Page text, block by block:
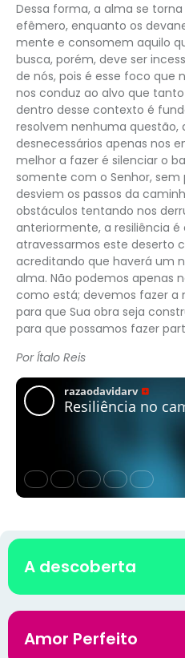
Dessa forma, a alma se
efêmero, enquanto os
mente e consomem aquilo
busca, porém, deve ser
de nós, pois é esse foco que
nos conduz ao alvo que
dentro desse contexto é
resolvem nenhuma questão,
desnecessários apenas nos
melhor a fazer é silenciar o
somente com o Senhor,
desviem os passos da
obstáculos tentando nos
anteriormente, a resiliência é
atravessarmos este deserto
acreditando que haverá um
alma. Não podemos apenas
como está; devemos fazer a
para que Sua obra seja
para que possamos fazer
Por Ítalo Reis
A descoberta
Amor Perfeito